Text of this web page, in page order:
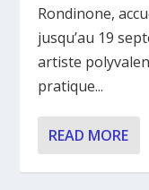
Rondinone,
jusqu’au 19
artiste
pratique...
READ MORE